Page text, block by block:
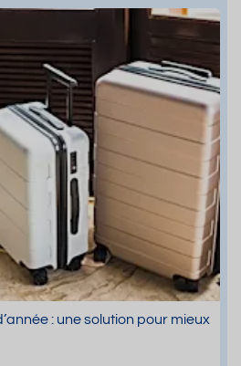
: une solution pour mieux